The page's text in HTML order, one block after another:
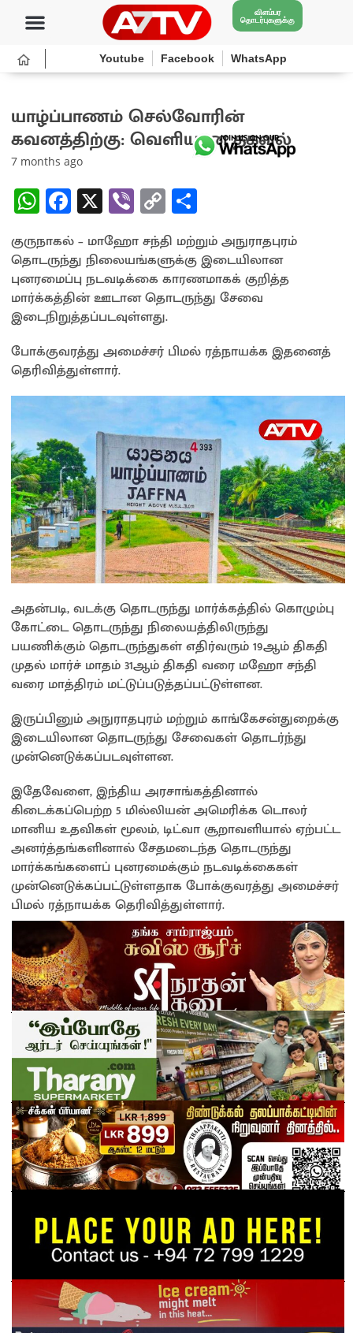
விளம்பர
தொடர்புகளுக்கு
Youtube Facebook WhatsApp
யாழ்ப்பாணம் செல்வோரின்
கவனத்திற்கு: வெளியான தகவல்
7 months ago
W
h
at
sA
p
p
Fa
ce
b
o
o
k
X Vi
b
er
C
o
py
Li
n
k
ar
e
குருநாகல் – மாஹோ சந்தி மற்றும் அநுராதபுரம்
தொடருந்து நிலையங்களுக்கு இடையிலான
புனரமைப்பு நடவடிக்கை காரணமாகக் குறித்த
மார்க்கத்தின் ஊடான தொடருந்து சேவை
இடைநிறுத்தப்படவுள்ளது.
போக்குவரத்து அமைச்சர் பிமல் ரத்நாயக்க இதனைத்
தெரிவித்துள்ளார்.
அதன்படி, வடக்கு தொடருந்து மார்க்கத்தில் கொழும்பு
கோட்டை தொடருந்து நிலையத்திலிருந்து
பயணிக்கும் தொடருந்துகள் எதிர்வரும் 19ஆம் திகதி
முதல் மார்ச் மாதம் 31ஆம் திகதி வரை மஹோ சந்தி
வரை மாத்திரம் மட்டுப்படுத்தப்பட்டுள்ளன.
இருப்பினும் அநுராதபுரம் மற்றும் காங்கேசன்துறைக்கு
இடையிலான தொடருந்து சேவைகள் தொடர்ந்து
முன்னெடுக்கப்படவுள்ளன.
இதேவேளை, இந்திய அரசாங்கத்தினால்
கிடைக்கப்பெற்ற 5 மில்லியன் அமெரிக்க டொலர்
மானிய உதவிகள் மூலம், டிட்வா சூறாவளியால் ஏற்பட்ட
அனர்த்தங்களினால் சேதமடைந்த தொடருந்து
மார்க்கங்களைப் புனரமைக்கும் நடவடிக்கைகள்
முன்னெடுக்கப்பட்டுள்ளதாக போக்குவரத்து அமைச்சர்
பிமல் ரத்நாயக்க தெரிவித்துள்ளார்.